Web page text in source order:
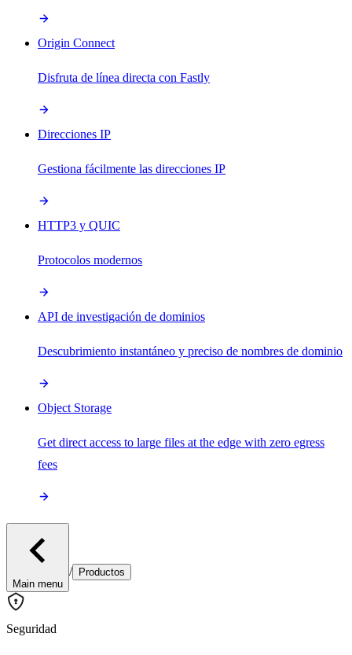
Origin Connect
Disfruta de línea directa con Fastly
Direcciones IP
Gestiona fácilmente las direcciones IP
HTTP3 y QUIC
Protocolos modernos
API de investigación de dominios
Descubrimiento instantáneo y preciso de nombres de dominio
Object Storage
Get direct access to large files at the edge with zero egress
fees
Main menu
/ Productos
Seguridad